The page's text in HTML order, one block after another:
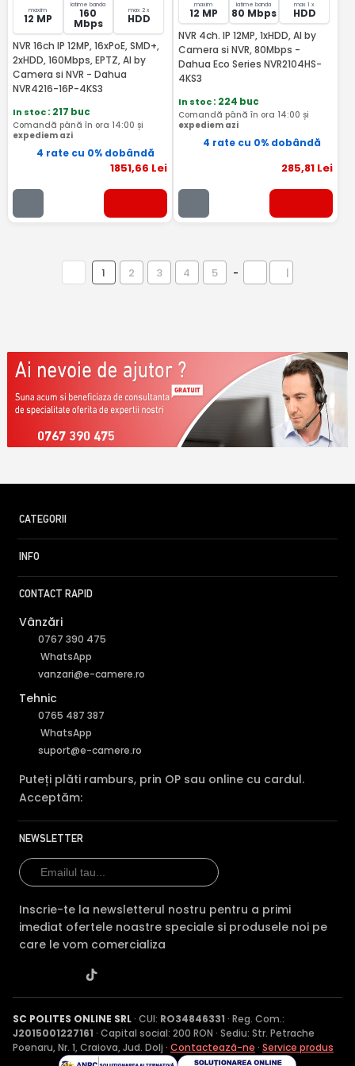
maxim
12 MP
latime banda
160
Mbps
max 2 x
HDD
NVR 16ch IP 12MP, 16xPoE, SMD+,
2xHDD, 160Mbps, EPTZ, AI by
Camera si NVR - Dahua
NVR4216-16P-4KS3
In stoc: 217 buc
Comandă până în ora 14:00 și
expediem azi
4 rate cu 0% dobândă
1851,66 Lei
maxim
12 MP
latime banda
80 Mbps
max 1 x
HDD
NVR 4ch. IP 12MP, 1xHDD, AI by
Camera si NVR, 80Mbps -
Dahua Eco Series NVR2104HS-
4KS3
In stoc: 224 buc
Comandă până în ora 14:00 și
expediem azi
4 rate cu 0% dobândă
285,81 Lei
1 2 3 4 5 - |
0767 390 475
CATEGORII
INFO
CONTACT RAPID
Vânzări
0767 390 475
WhatsApp
vanzari@e-camere.ro
Tehnic
0765 487 387
WhatsApp
suport@e-camere.ro
Puteți plăti ramburs, prin OP sau online cu cardul.
Acceptăm:
NEWSLETTER
Inscrie-te la newsletterul nostru pentru a primi
imediat ofertele noastre speciale si produsele noi pe
care le vom comercializa
SC POLITES ONLINE SRL· CUI: RO34846331 · Reg. Com.:
J2015001227161 · Capital social: 200 RON · Sediu: Str. Petrache
Poenaru, Nr. 1, Craiova, Jud. Dolj · Contactează-ne · Service produs